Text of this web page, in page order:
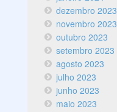
dezembro 2023
novembro 2023
outubro 2023
setembro 2023
agosto 2023
julho 2023
junho 2023
maio 2023